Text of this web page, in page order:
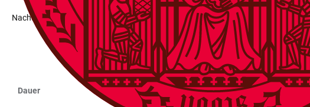
Nachausschreibung Lateinamerika 2025/26
Dauer ein